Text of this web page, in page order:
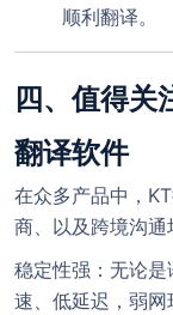
顺利翻译。
四、值得
翻译软件
在众多产品中，
商、以及跨境沟通
稳定性强 ：无论
速、低延迟，弱网